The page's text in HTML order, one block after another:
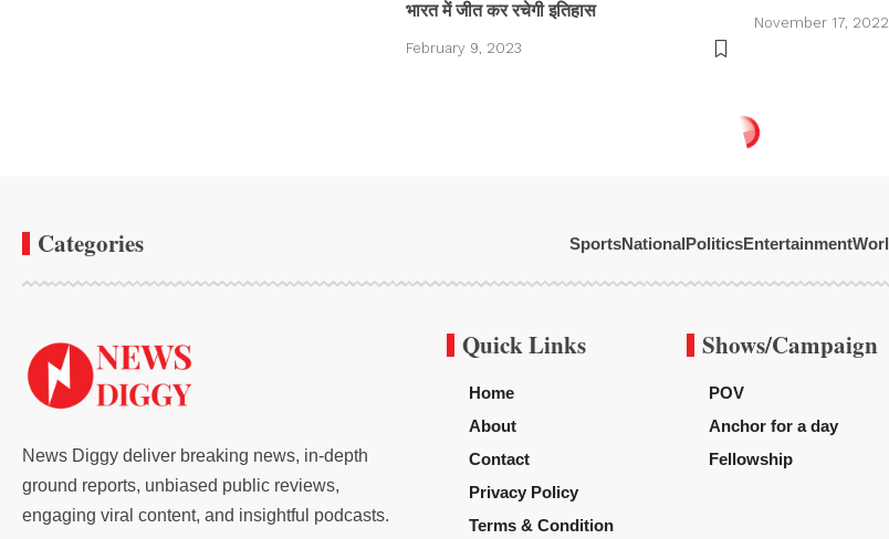
भारत में जीत कर रचेगी इतिहास
February 9, 2023
November 17, 2022
Categories SportsNationalPoliticsEntertainment
News Diggy deliver breaking news, in-depth
ground reports, unbiased public reviews,
engaging viral content, and insightful podcasts.
Quick Links
Home
About
Contact
Privacy Policy
Terms & Condition
Shows/Campaign
POV
Anchor for a day
Fellowship